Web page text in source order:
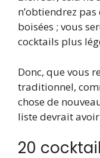
n’obtiendrez
boisées ; vous
cocktails plus
Donc, que vous
traditionnel,
chose de
liste devrait
20